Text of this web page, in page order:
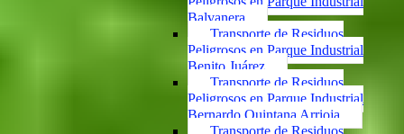
Balvanera
Transporte de Residuos
Peligrosos en Parque Industrial
Benito Juárez
Transporte de Residuos
Peligrosos en Parque Industrial
Bernardo Quintana Arrioja
Transporte de Residuos